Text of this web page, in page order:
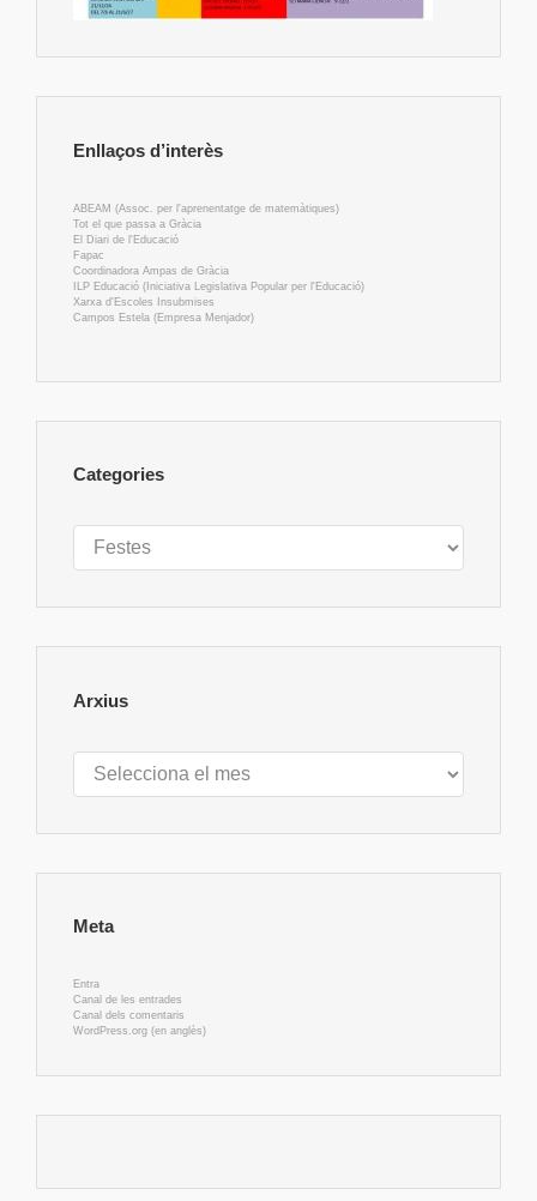
Enllaços d’interès
ABEAM (Assoc. per l'aprenentatge de matemàtiques)
Tot el que passa a Gràcia
El Diari de l'Educació
Fapac
Coordinadora Ampas de Gràcia
ILP Educació (Iniciativa Legislativa Popular per l'Educació)
Xarxa d'Escoles Insubmises
Campos Estela (Empresa Menjador)
Categories
Categories
Arxius
Arxius
Meta
Entra
Canal de les entrades
Canal dels comentaris
WordPress.org (en anglès)